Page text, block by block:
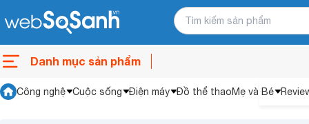
Danh mục sản phẩm
Công nghệ Cuộc sống Điện máy Đồ thể thaoMẹ và Bé